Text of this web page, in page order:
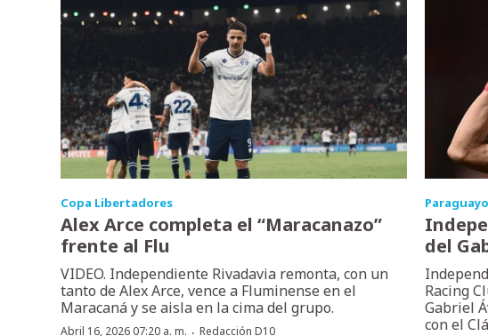
Copa Libertadores
Alex Arce completa el “Maracanazo”
frente al Flu
VIDEO. Independiente Rivadavia remonta, con un
tanto de Alex Arce, vence a Fluminense en el
Maracaná y se aisla en la cima del grupo.
Abril 16, 2026 07:20 a. m. Redacción D10
del
Racing
Gabriel
con el